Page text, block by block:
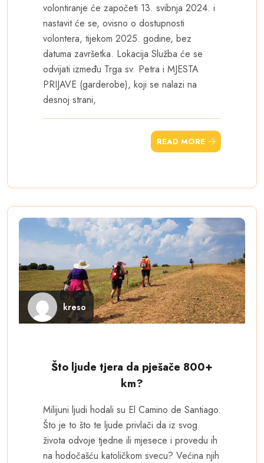
volontiranje će započeti 13. svibnja 2024. i
nastavit će se, ovisno o dostupnosti
volontera, tijekom 2025. godine, bez
datuma završetka. Lokacija Služba će se
odvijati između Trga sv. Petra i MJESTA
PRIJAVE (garderobe), koji se nalazi na
desnoj strani,
READ MORE
kreso
Što ljude tjera da pješače 800+
km?
Milijuni ljudi hodali su El Camino de Santiago.
Što je to što te ljude privlači da iz svog
života odvoje tjedne ili mjesece i provedu ih
na hodočašću katoličkom svecu? Većina njih